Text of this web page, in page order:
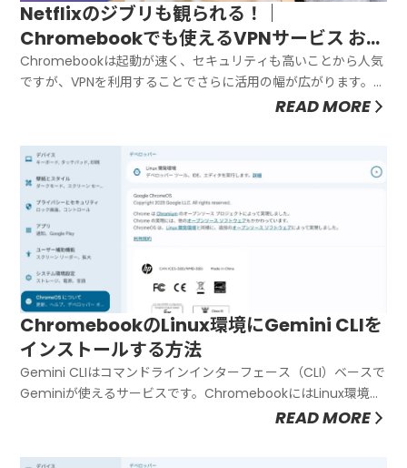
Netflixのジブリも観られる！｜
Chromebookでも使えるVPNサービス おす
すめ3選
Chromebookは起動が速く、セキュリティも高いことから人気
ですが、VPNを利用することでさらに活用の幅が広がります。例
えば、海外のサーバーに接続することで、日本では視聴できな
うになります。また、公共のWi-Fiを利用する際のセキュ...
READ MORE
ChromebookのLinux環境にGemini CLIを
インストールする方法
Gemini CLIはコマンドラインインターフェース（CLI）ベースで
Geminiが使えるサービスです。ChromebookにはLinux環境が
あるので利用が可能です。この記事では、Chromebookの
ールする方法を紹...
READ MORE